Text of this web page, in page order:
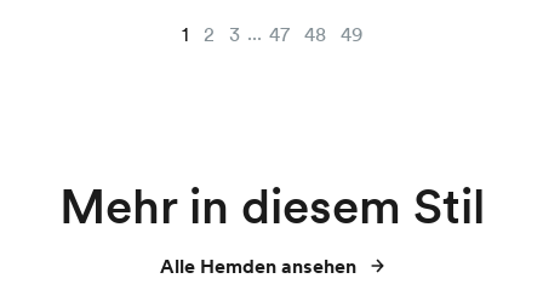
1 2 3 ... 47 48 49
Mehr in diesem Stil
Alle Hemden ansehen